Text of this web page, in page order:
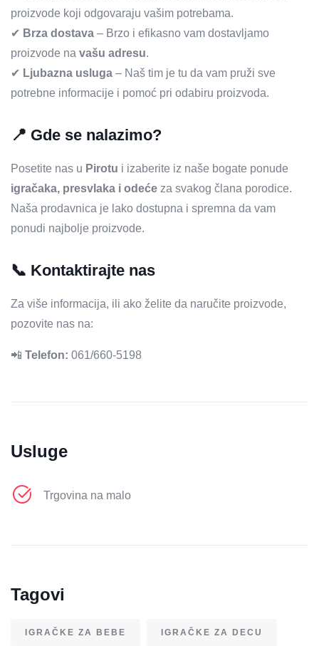
proizvode koji odgovaraju vašim potrebama.
✔ Brza dostava – Brzo i efikasno vam dostavljamo
proizvode na vašu adresu.
✔ Ljubazna usluga – Naš tim je tu da vam pruži sve
potrebne informacije i pomoć pri odabiru proizvoda.
📍 Gde se nalazimo?
Posetite nas u Pirotu i izaberite iz naše bogate ponude
igračaka, presvlaka i odeće za svakog člana porodice.
Naša prodavnica je lako dostupna i spremna da vam
ponudi najbolje proizvode.
📞 Kontaktirajte nas
Za više informacija, ili ako želite da naručite proizvode,
pozovite nas na:
📲 Telefon: 061/660-5198
Usluge
Trgovina na malo
Tagovi
IGRAČKE ZA BEBE IGRAČKE ZA DECU